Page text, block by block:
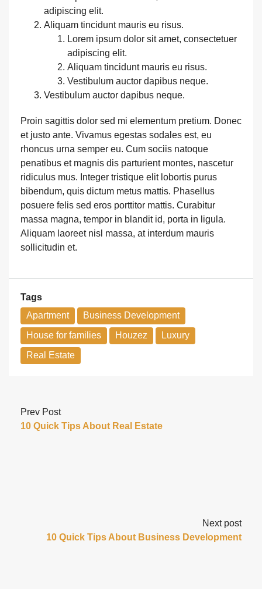
adipiscing elit.
Aliquam tincidunt mauris eu risus.
Lorem ipsum dolor sit amet, consectetuer
adipiscing elit.
Aliquam tincidunt mauris eu risus.
Vestibulum auctor dapibus neque.
Vestibulum auctor dapibus neque.
Proin sagittis dolor sed mi elementum pretium. Donec
et justo ante. Vivamus egestas sodales est, eu
rhoncus urna semper eu. Cum sociis natoque
penatibus et magnis dis parturient montes, nascetur
ridiculus mus. Integer tristique elit lobortis purus
bibendum, quis dictum metus mattis. Phasellus
posuere felis sed eros porttitor mattis. Curabitur
massa magna, tempor in blandit id, porta in ligula.
Aliquam laoreet nisl massa, at interdum mauris
sollicitudin et.
Tags
Apartment
Business Development
House for families
Houzez
Luxury
Real Estate
Prev Post
10 Quick Tips About Real Estate
Next post
10 Quick Tips About Business Development